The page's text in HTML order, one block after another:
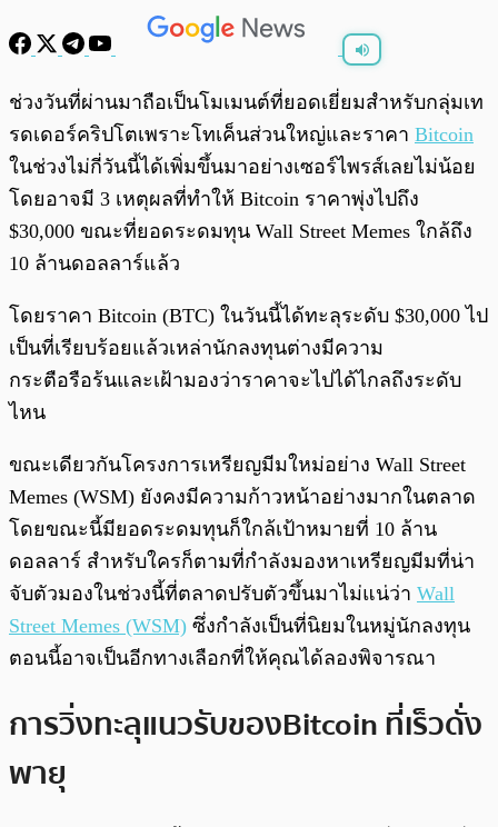
พร้อมเล่น 0:00 / 0:00
ช่วงวันที่ผ่านมาถือเป็นโมเมนต์ที่ยอดเยี่ยมสำหรับกลุ่มเท
รดเดอร์คริปโตเพราะโทเค็นส่วนใหญ่และราคา Bitcoin
ในช่วงไม่กี่วันนี้ได้เพิ่มขึ้นมาอย่างเซอร์ไพรส์เลยไม่น้อย
โดยอาจมี 3 เหตุผลที่ทำให้ Bitcoin ราคาพุ่งไปถึง
$30,000 ขณะที่ยอดระดมทุน Wall Street Memes ใกล้ถึง
10 ล้านดอลลาร์แล้ว
โดยราคา Bitcoin (BTC) ในวันนี้ได้ทะลุระดับ $30,000 ไป
เป็นที่เรียบร้อยแล้วเหล่านักลงทุนต่างมีความ
กระตือรือร้นและเฝ้ามองว่าราคาจะไปได้ไกลถึงระดับ
ไหน
ขณะเดียวกันโครงการเหรียญมีมใหม่อย่าง Wall Street
Memes (WSM) ยังคงมีความก้าวหน้าอย่างมากในตลาด
โดยขณะนี้มียอดระดมทุนก็ใกล้เป้าหมายที่ 10 ล้าน
ดอลลาร์ สำหรับใครก็ตามที่กำลังมองหาเหรียญมีมที่น่า
จับตัวมองในช่วงนี้ที่ตลาดปรับตัวขึ้นมาไม่แน่ว่า Wall
Street Memes (WSM) ซึ่งกำลังเป็นที่นิยมในหมู่นักลงทุน
ตอนนี้อาจเป็นอีกทางเลือกที่ให้คุณได้ลองพิจารณา
การวิ่งทะลุแนวรับของBitcoin ที่เร็วดั่ง
พายุ